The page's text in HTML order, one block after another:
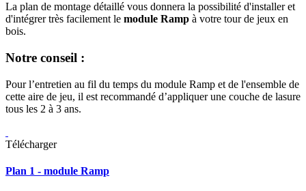
La plan de montage détaillé vous donnera la possibilité d'installer et
d'intégrer très facilement le module Ramp à votre tour de jeux en
bois.
Notre conseil :
Pour l’entretien au fil du temps du module Ramp et de l'ensemble de
cette aire de jeu, il est recommandé d’appliquer une couche de lasure
tous les 2 à 3 ans.
Télécharger
Plan 1 - module Ramp